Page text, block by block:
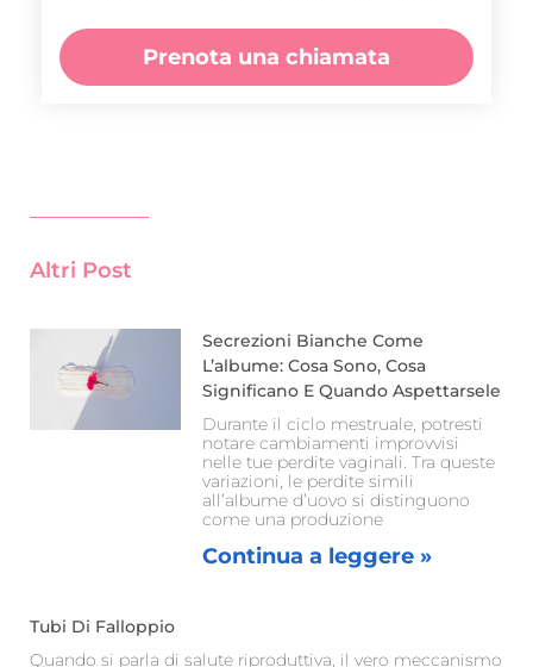
Prenota una chiamata
Altri Post
Secrezioni Bianche Come
L’albume: Cosa Sono, Cosa
Significano E Quando Aspettarsele
Durante il ciclo mestruale, potresti
notare cambiamenti improvvisi
nelle tue perdite vaginali. Tra queste
variazioni, le perdite simili
all’albume d’uovo si distinguono
come una produzione
Continua a leggere »
Tubi Di Falloppio
Quando si parla di salute riproduttiva, il vero meccanismo